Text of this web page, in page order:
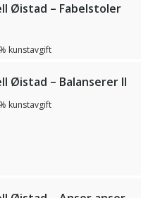
Øistad – Fabelstoler
kunstavgift
Øistad – Balanserer ll
kunstavgift